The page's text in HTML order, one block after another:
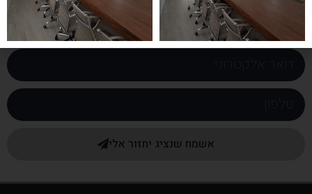
אשמח שנציג יחזור אלי